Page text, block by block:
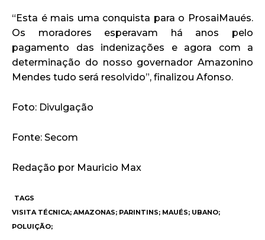
“Esta é mais uma conquista para o ProsaiMaués.
Os moradores esperavam há anos pelo
pagamento das indenizações e agora com a
determinação do nosso governador Amazonino
Mendes tudo será resolvido”, finalizou Afonso.
Foto: Divulgação
Fonte: Secom
Redação por Mauricio Max
TAGS
VISITA TÉCNICA; AMAZONAS; PARINTINS; MAUÉS; UBANO;
POLUIÇÃO;